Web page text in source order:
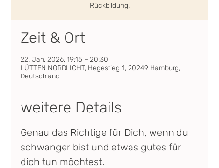
Rückbildung.
Zeit & Ort
22. Jan. 2026, 19:15 – 20:30
LÜTTEN NORDLICHT, Hegestieg 1, 20249 Hamburg,
Deutschland
weitere Details
Genau das Richtige für Dich, wenn du
schwanger bist und etwas gutes für
dich tun möchtest.